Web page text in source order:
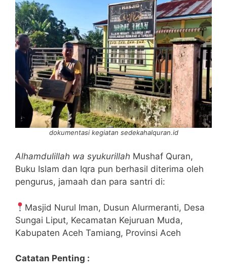
dokumentasi kegiatan sedekahalquran.id
Alhamdulillah wa syukurillah Mushaf Quran,
Buku Islam dan Iqra pun berhasil diterima oleh
pengurus, jamaah dan para santri di:
Masjid Nurul Iman, Dusun Alurmeranti, Desa
Sungai Liput, Kecamatan Kejuruan Muda,
Kabupaten Aceh Tamiang, Provinsi Aceh
Catatan Penting :